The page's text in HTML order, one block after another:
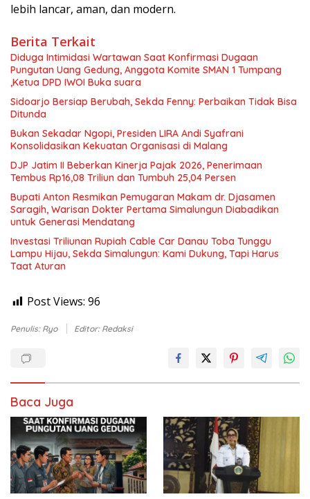
lebih lancar, aman, dan modern.
Berita Terkait
Diduga Intimidasi Wartawan Saat Konfirmasi Dugaan
Pungutan Uang Gedung, Anggota Komite SMAN 1 Tumpang
,Ketua DPD IWOI Buka suara
Sidoarjo Bersiap Berubah, Sekda Fenny: Perbaikan Tidak Bisa
Ditunda
Bukan Sekadar Ngopi, Presiden LIRA Andi Syafrani
Konsolidasikan Kekuatan Organisasi di Malang
DJP Jatim II Beberkan Kinerja Pajak 2026, Penerimaan
Tembus Rp16,08 Triliun dan Tumbuh 25,04 Persen
Bupati Anton Resmikan Pemugaran Makam dr. Djasamen
Saragih, Warisan Dokter Pertama Simalungun Diabadikan
untuk Generasi Mendatang
Investasi Triliunan Rupiah Cable Car Danau Toba Tunggu
Lampu Hijau, Sekda Simalungun: Kami Dukung, Tapi Harus
Taat Aturan
Post Views: 96
Penulis: Ryo Editor: Redaksi
Baca Juga